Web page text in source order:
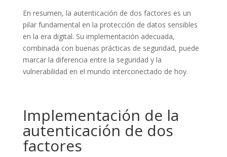
En resumen, la autenticación de dos factores es un
pilar fundamental en la protección de datos sensibles
en la era digital. Su implementación adecuada,
combinada con buenas prácticas de seguridad, puede
marcar la diferencia entre la seguridad y la
vulnerabilidad en el mundo interconectado de hoy.
Implementación de la
autenticación de dos
factores